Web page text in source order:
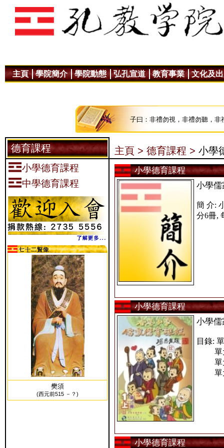
主頁 學院簡介 學院動態 弘孔宣道 教育事業 文化及
子曰：非禮勿視，非禮勿聽，非
德育課程
小學德育課程
中學德育課程
樊須
(西元前515 －？)
主頁 > 德育課程 > 小學
小學德育課程
小學儒
簡 介:
分6冊,
小學德育課程
小學儒
目錄:
單元
單元
單元
小學德育課程